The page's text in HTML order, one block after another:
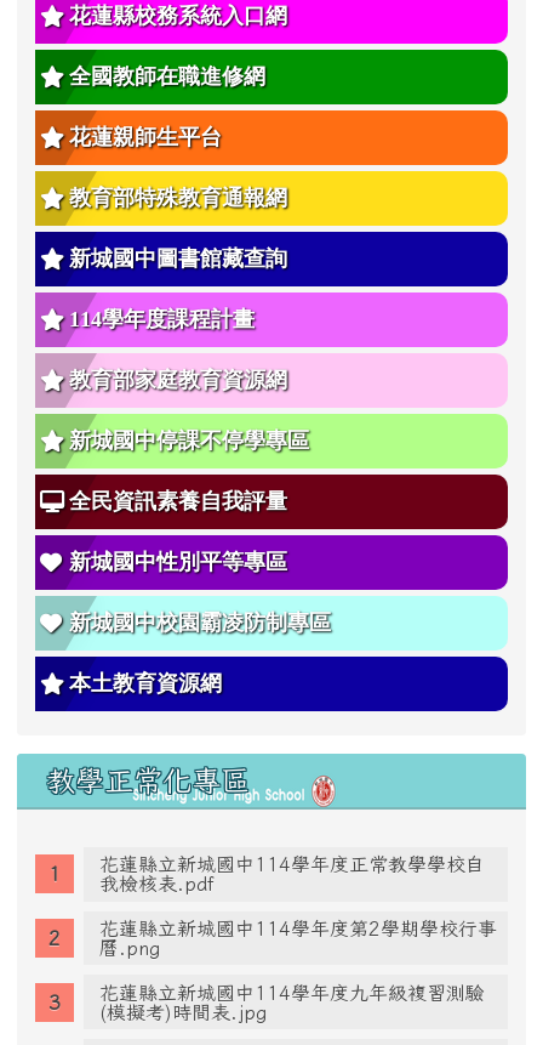
花蓮縣校務系統入口網
全國教師在職進修網
花蓮親師生平台
教育部特殊教育通報網
新城國中圖書館藏查詢
114學年度課程計畫
教育部家庭教育資源網
新城國中停課不停學專區
全民資訊素養自我評量
新城國中性別平等專區
新城國中校園霸凌防制專區
本土教育資源網
教學正常化專區
花蓮縣立新城國中114學年度正常教學學校自
我檢核表.pdf
花蓮縣立新城國中114學年度第2學期學校行事
曆.png
花蓮縣立新城國中114學年度九年級複習測驗
(模擬考)時間表.jpg